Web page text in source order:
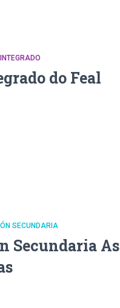
do Feal
SECUNDARIA
Secundaria As